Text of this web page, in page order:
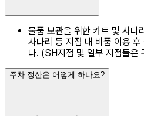
물품 보관을 위한 카트 및 사다
사다리 등 지점 내 비품 이용
다. (SH지점 및 일부 지점들은
주차 정산은 어떻게 하나요?